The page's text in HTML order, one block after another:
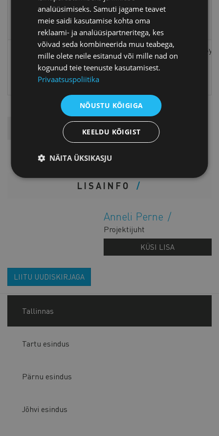
Veebimajutus.ee
teenus kuueks
kuuks tasuta
Koduleht
nähtavaks nii
Google-s kui AI
mudelites
IT ja telekommunikatsioon
Web
Lehekülg
Lehekülg
3
Järgmine
leht
››
Viimane
leht
Viimane »
LISAINFO
Anneli Perne
Projektijuht
KÜSI LISA
LIITU UUDISKIRJAGA
Tallinnas
Tartu esindus
Pärnu esindus
Jõhvi esindus
analüüsimiseks. Samuti jagame teavet
meie saidi kasutamise kohta oma
reklaami- ja analüüsipartneritega, kes
võivad seda kombineerida muu teabega,
mille olete neile esitanud või mille nad on
kogunud teie teenuste kasutamisest.
Privaatsuspoliitika
NÕUSTU KÕIGIGA
KEELDU KÕIGIST
NÄITA ÜKSIKASJU